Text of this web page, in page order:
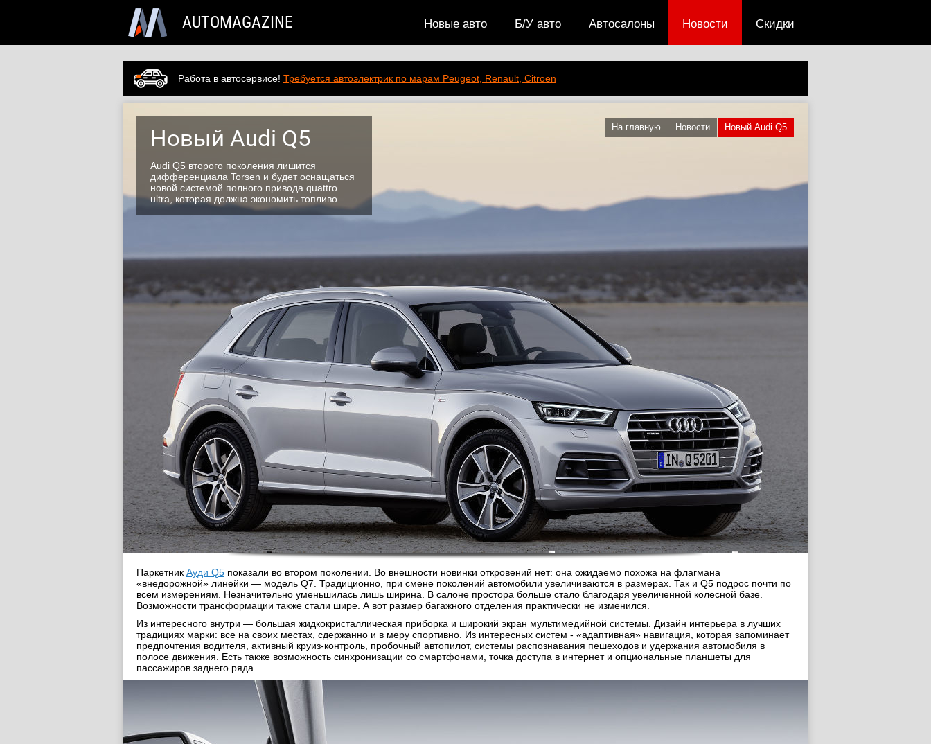
AUTOMAGAZINE Скидки
Новости
Автосалоны
Б/У авто
Новые авто
Работа в автосервисе! Требуется автоэлектрик по марам Peugeot, Renault, Citroen
На главную Новости Новый Audi Q5
Новый Audi Q5
Audi Q5 второго поколения лишится
дифференциала Torsen и будет оснащаться
новой системой полного привода quattro
ultra, которая должна экономить топливо.
Паркетник Ауди Q5 показали во втором поколении. Во внешности новинки откровений нет: она ожидаемо похожа на флагмана
«внедорожной» линейки — модель Q7. Традиционно, при смене поколений автомобили увеличиваются в размерах. Так и Q5 подрос почти по
всем измерениям. Незначительно уменьшилась лишь ширина. В салоне простора больше стало благодаря увеличенной колесной базе.
Возможности трансформации также стали шире. А вот размер багажного отделения практически не изменился.
Из интересного внутри — большая жидкокристаллическая приборка и широкий экран мультимедийной системы. Дизайн интерьера в лучших
традициях марки: все на своих местах, сдержанно и в меру спортивно. Из интересных систем - «адаптивная» навигация, которая запоминает
предпочтения водителя, активный круиз-контроль, пробочный автопилот, системы распознавания пешеходов и удержания автомобиля в
полосе движения. Есть также возможность синхронизации со смартфонами, точка доступа в интернет и опциональные планшеты для
пассажиров заднего ряда.